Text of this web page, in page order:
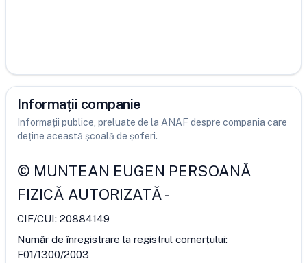
Informații companie
Informații publice, preluate de la ANAF despre compania care
deține această școală de șoferi.
© MUNTEAN EUGEN PERSOANĂ
FIZICĂ AUTORIZATĂ-
CIF/CUI: 20884149
Număr de înregistrare la registrul comerțului:
F01/1300/2003